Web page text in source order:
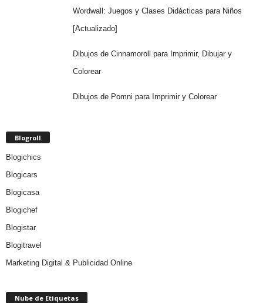
Wordwall: Juegos y Clases Didácticas para Niños
[Actualizado]
Dibujos de Cinnamoroll para Imprimir, Dibujar y
Colorear
Dibujos de Pomni para Imprimir y Colorear
Blogroll
Blogichics
Blogicars
Blogicasa
Blogichef
Blogistar
Blogitravel
Marketing Digital & Publicidad Online
Nube de Etiquetas